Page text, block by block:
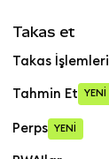
Takas et
Takas İşlemleri
Tahmin Et YENİ
Perps YENİ